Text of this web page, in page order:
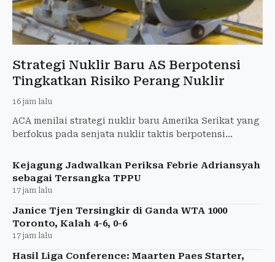
Strategi Nuklir Baru AS Berpotensi
Tingkatkan Risiko Perang Nuklir
16 jam lalu
ACA menilai strategi nuklir baru Amerika Serikat yang
berfokus pada senjata nuklir taktis berpotensi
Kejagung Jadwalkan Periksa Febrie Adriansyah
sebagai Tersangka TPPU
17 jam lalu
Janice Tjen Tersingkir di Ganda WTA 1000
Toronto, Kalah 4-6, 0-6
17 jam lalu
Hasil Liga Conference: Maarten Paes Starter,